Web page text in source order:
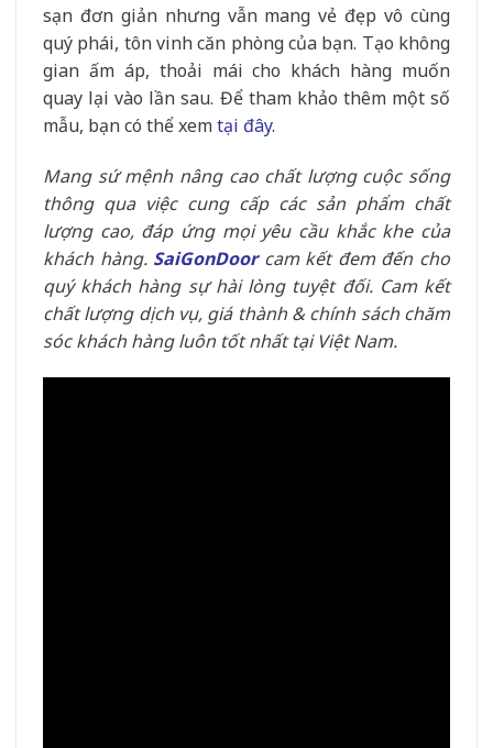
sạn đơn giản nhưng vẫn mang vẻ đẹp vô cùng
quý phái, tôn vinh căn phòng của bạn. Tạo không
gian ấm áp, thoải mái cho khách hàng muốn
quay lại vào lần sau. Để tham khảo thêm một số
mẫu, bạn có thể xemtại đây.
Mang sứ mệnh nâng cao chất lượng cuộc sống
thông qua việc cung cấp các sản phẩm chất
lượng cao, đáp ứng mọi yêu cầu khắc khe của
khách hàng. SaiGonDoorcam kết đem đến cho
quý khách hàng sự hài lòng tuyệt đối. Cam kết
chất lượng dịch vụ, giá thành & chính sách chăm
sóc khách hàng luôn tốt nhất tại Việt Nam.